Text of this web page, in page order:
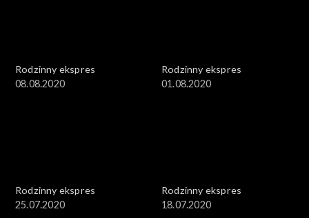
Rodzinny ekspres
08.08.2020
Rodzinny ekspres
01.08.2020
Rodzinny ekspres
25.07.2020
Rodzinny ekspres
18.07.2020